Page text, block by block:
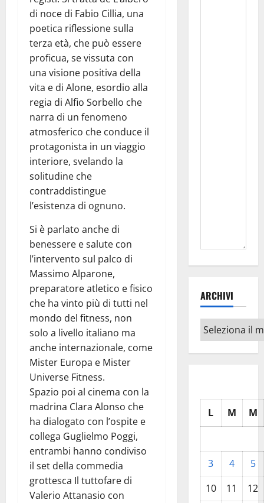
di noce di Fabio Cillia, una
poetica riflessione sulla
terza età, che può essere
proficua, se vissuta con
una visione positiva della
vita e di Alone, esordio alla
regia di Alfio Sorbello che
narra di un fenomeno
atmosferico che conduce il
protagonista in un viaggio
interiore, svelando la
solitudine che
contraddistingue
l’esistenza di ognuno.
Si è parlato anche di
benessere e salute con
l’intervento sul palco di
Massimo Alparone,
preparatore atletico e fisico
che ha vinto più di tutti nel
mondo del fitness, non
solo a livello italiano ma
anche internazionale, come
Mister Europa e Mister
Universe Fitness.
Spazio poi al cinema con la
madrina Clara Alonso che
ha dialogato con l’ospite e
collega Guglielmo Poggi,
entrambi hanno condiviso
il set della commedia
grottesca Il tuttofare di
Valerio Attanasio con
ARCHIVI
Archivi
L M M
3 4
5
10
11
12